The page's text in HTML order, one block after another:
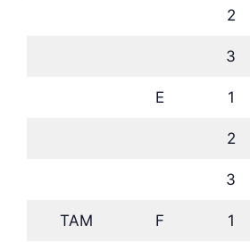
2
3
E 1
2
3
TAM F 1